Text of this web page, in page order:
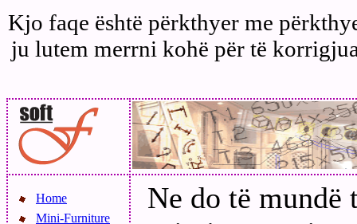
Kjo faqe është përkthyer me
ju lutem merrni kohë për të
Home
Mini-Furniture
Ne do të mundë